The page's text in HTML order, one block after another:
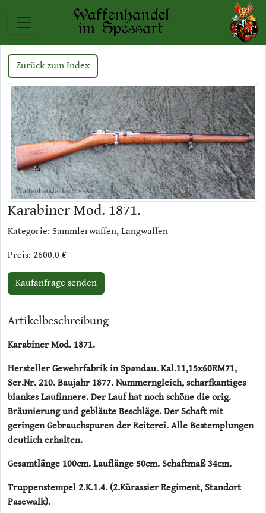
Zurück zum Index
Karabiner Mod. 1871.
Kategorie: Sammlerwaffen, Langwaffen
Preis: 2600.0 €
Kaufanfrage senden
Artikelbeschreibung
Karabiner Mod. 1871.
Hersteller Gewehrfabrik in Spandau. Kal.11,15x60RM71,
Ser.Nr. 210. Baujahr 1877. Nummerngleich, scharfkantiges
blankes Laufinnere. Der Lauf hat noch schöne die orig.
Bräunierung und gebläute Beschläge. Der Schaft mit
geringen Gebrauchspuren der Reiterei. Alle Bestemplungen
deutlich erhalten.
Gesamtlänge 100cm. Lauflänge 50cm. Schaftmaß 34cm.
Truppenstempel 2.K.1.4. (2.Kürassier Regiment, Standort
Pasewalk).